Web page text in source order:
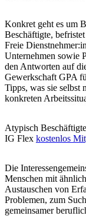
Konkret geht es um
Beschäftigte,
Freie
Unternehmen sowie
den Antworten auf
Gewerkschaft GPA
Tipps, was sie selbst
konkreten
Atypisch
IG Flex kostenlos
Die
Menschen mit
Austauschen von
Problemen, zum
gemeinsamer